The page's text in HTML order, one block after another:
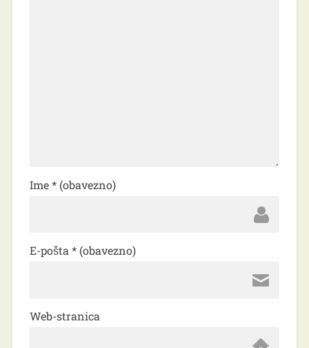
Ime* (obavezno)
E-pošta * (obavezno)
Web-stranica